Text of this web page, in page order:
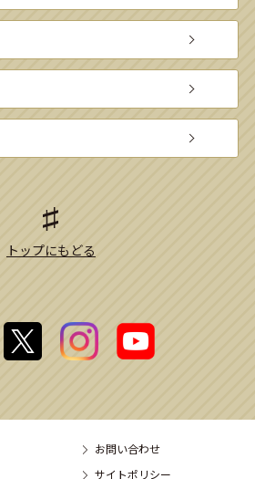
トップにもどる
お問い合わせ
サイトポリシー